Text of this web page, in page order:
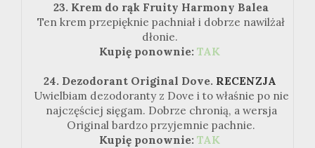
23. Krem do rąk Fruity Harmony Balea
Ten krem przepięknie pachniał i dobrze nawilżał
dłonie.
Kupię ponownie: TAK
24. Dezodorant Original Dove. RECENZJA
Uwielbiam dezodoranty z Dove i to właśnie po nie
najczęściej sięgam. Dobrze chronią, a wersja
Original bardzo przyjemnie pachnie.
Kupię ponownie: TAK